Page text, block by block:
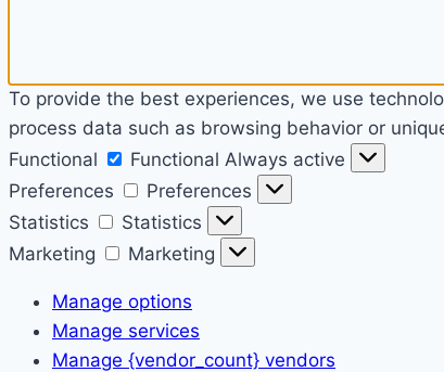
To provide the best experiences, we use
process data such as browsing behavior or
Functional
Functional Always active
Preferences
Preferences
Statistics
Statistics
Marketing
Marketing
Manage options
Manage services
Manage {vendor_count} vendors